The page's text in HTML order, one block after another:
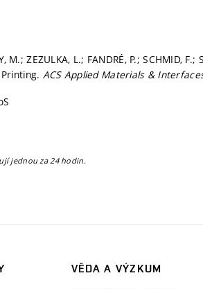
M.; ZEZULKA, L.; FANDRÉ, P.; SCHMID,
ACS Applied Materials &
jednou za 24 hodin.
VĚDA A VÝZKUM